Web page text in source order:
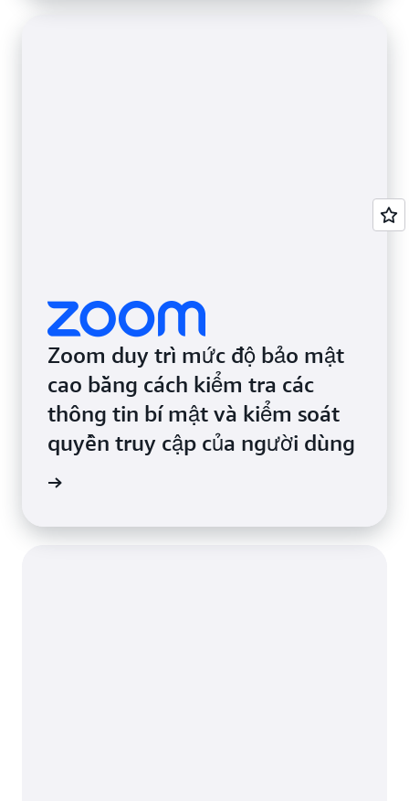
Zoom duy trì mức độ bảo mật
cao bằng cách kiểm tra các
thông tin bí mật và kiểm soát
quyền truy cập của người dùng